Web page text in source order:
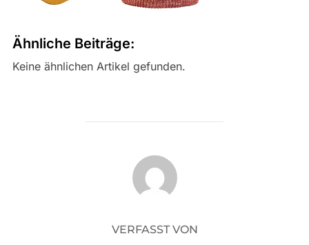
Ähnliche Beiträge:
Keine ähnlichen Artikel gefunden.
BEITRAGSAUTOR
VERFASST VON